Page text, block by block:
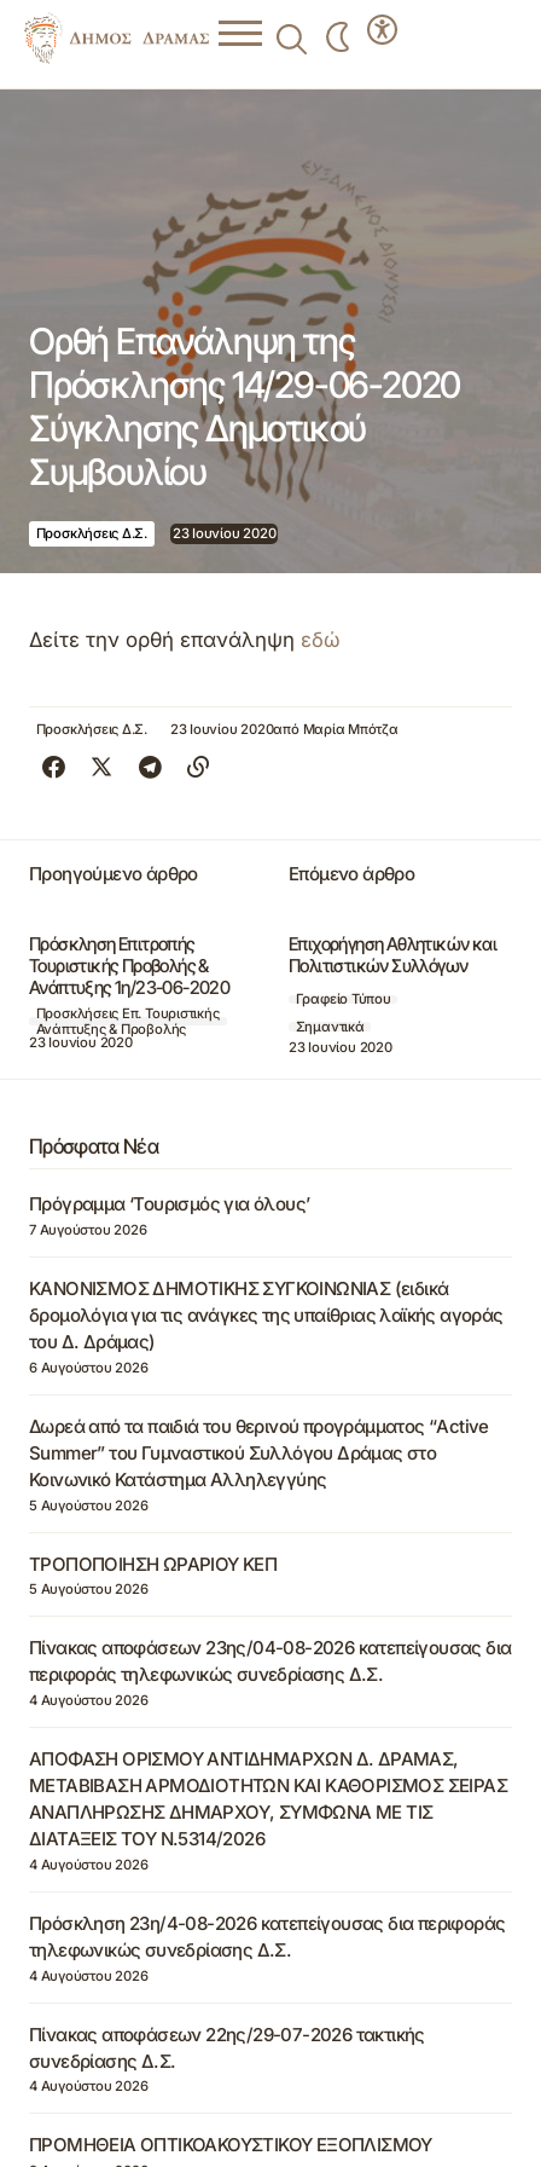
Ορθή Επανάληψη της
Πρόσκλησης 14/29-06-2020
Σύγκλησης Δημοτικού
Συμβουλίου
Προσκλήσεις Δ.Σ. 23 Ιουνίου 2020
Δείτε την ορθή επανάληψη εδώ
Προσκλήσεις Δ.Σ. 23 Ιουνίου 2020από Μαρία Μπότζα
Προηγούμενο άρθρο
Πρόσκληση Επιτροπής
Τουριστικής Προβολής &
Ανάπτυξης 1η/23-06-2020
Προσκλήσεις Επ. Τουριστικής
Ανάπτυξης & Προβολής
23 Ιουνίου 2020
Επόμενο άρθρο
Επιχορήγηση Αθλητικών και
Πολιτιστικών Συλλόγων
Γραφείο Τύπου
Σημαντικά
23 Ιουνίου 2020
Πρόσφατα Νέα
Πρόγραμμα ‘Τουρισμός για όλους’
7 Αυγούστου 2026
ΚΑΝΟΝΙΣΜΟΣ ΔΗΜΟΤΙΚΗΣ ΣΥΓΚΟΙΝΩΝΙΑΣ (ειδικά
δρομολόγια για τις ανάγκες της υπαίθριας λαϊκής αγοράς
του Δ. Δράμας)
6 Αυγούστου 2026
Δωρεά από τα παιδιά του θερινού προγράμματος “Active
Summer” του Γυμναστικού Συλλόγου Δράμας στο
Κοινωνικό Κατάστημα Αλληλεγγύης
5 Αυγούστου 2026
ΤΡΟΠΟΠΟΙΗΣΗ ΩΡΑΡΙΟΥ ΚΕΠ
5 Αυγούστου 2026
Πίνακας αποφάσεων 23ης/04-08-2026 κατεπείγουσας δια
περιφοράς τηλεφωνικώς συνεδρίασης Δ.Σ.
4 Αυγούστου 2026
ΑΠΟΦΑΣΗ ΟΡΙΣΜΟΥ ΑΝΤΙΔΗΜΑΡΧΩΝ Δ. ΔΡΑΜΑΣ,
ΜΕΤΑΒΙΒΑΣΗ ΑΡΜΟΔΙΟΤΗΤΩΝ ΚΑΙ ΚΑΘΟΡΙΣΜΟΣ ΣΕΙΡΑΣ
ΑΝΑΠΛΗΡΩΣΗΣ ΔΗΜΑΡΧΟΥ, ΣΥΜΦΩΝΑ ΜΕ ΤΙΣ
ΔΙΑΤΑΞΕΙΣ ΤΟΥ Ν.5314/2026
4 Αυγούστου 2026
Πρόσκληση 23η/4-08-2026 κατεπείγουσας δια περιφοράς
τηλεφωνικώς συνεδρίασης Δ.Σ.
4 Αυγούστου 2026
Πίνακας αποφάσεων 22ης/29-07-2026 τακτικής
συνεδρίασης Δ.Σ.
4 Αυγούστου 2026
ΠΡΟΜΗΘΕΙΑ ΟΠΤΙΚΟΑΚΟΥΣΤΙΚΟΥ ΕΞΟΠΛΙΣΜΟΥ